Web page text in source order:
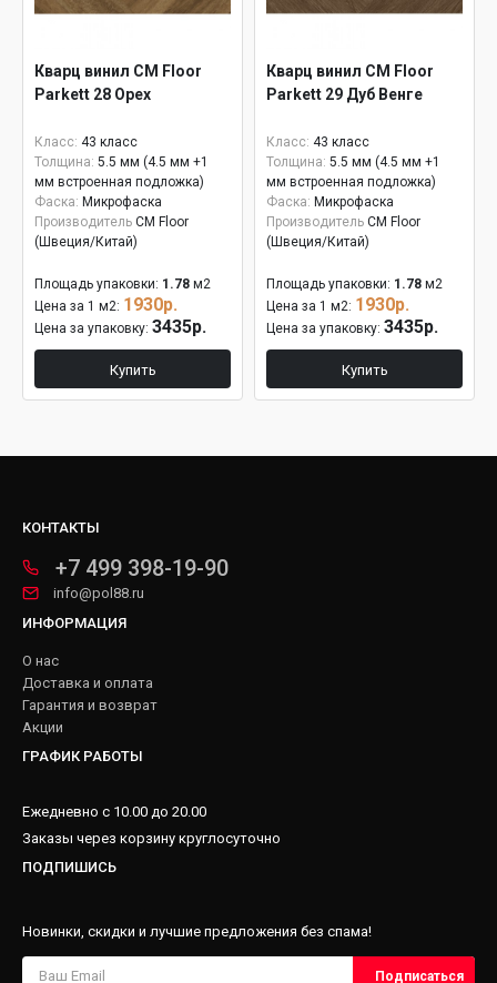
Кварц винил CM Floor
Parkett 28 Орех
Класс: 43 класс
Толщина: 5.5 мм (4.5 мм +1
мм встроенная подложка)
Фаска: Микрофаска
Производитель CM Floor
(Швеция/Китай)
Площадь упаковки: 1.78 м2
Цена за 1 м2: 1930р.
Цена за упаковку: 3435р.
Купить
Кварц винил CM Floor
Parkett 29 Дуб Венге
Класс: 43 класс
Толщина: 5.5 мм (4.5 мм +1
мм встроенная подложка)
Фаска: Микрофаска
Производитель CM Floor
(Швеция/Китай)
Площадь упаковки: 1.78 м2
Цена за 1 м2: 1930р.
Цена за упаковку: 3435р.
Купить
КОНТАКТЫ
+7 499 398-19-90
info@pol88.ru
ИНФОРМАЦИЯ
О нас
Доставка и оплата
Гарантия и возврат
Акции
ГРАФИК РАБОТЫ
Ежедневно с 10.00 до 20.00
Заказы через корзину круглосуточно
ПОДПИШИСЬ
Новинки, скидки и лучшие предложения без спама!